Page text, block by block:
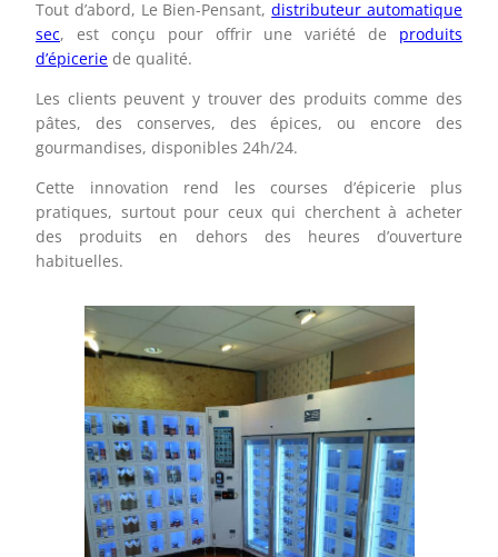
Tout d’abord, Le Bien-Pensant,distributeur automatique
sec, est conçu pour offrir une variété de produits
d’épicerie de qualité.
Les clients peuvent y trouver des produits comme des
pâtes, des conserves, des épices, ou encore des
gourmandises, disponibles 24h/24.
Cette innovation rend les courses d’épicerie plus
pratiques, surtout pour ceux qui cherchent à acheter
des produits en dehors des heures d’ouverture
habituelles.